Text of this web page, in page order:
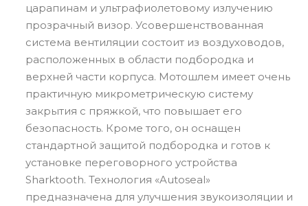
царапинам и ультрафиолетовому излучению
прозрачный визор. Усовершенствованная
система вентиляции состоит из воздуховодов,
расположенных в области подбородка и
верхней части корпуса. Мотошлем имеет очень
практичную микрометрическую систему
закрытия с пряжкой, что повышает его
безопасность. Кроме того, он оснащен
стандартной защитой подбородка и готов к
установке переговорного устройства
Sharktooth. Технология «Autoseal»
предназначена для улучшения звукоизоляции и